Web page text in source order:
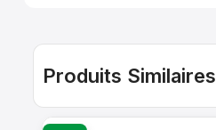
Produits Similaires